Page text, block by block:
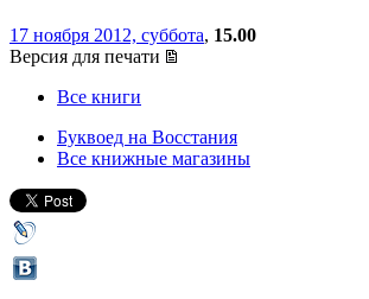
17 ноября 2012, суббота, 15.00
Версия для печати
Все книги
Буквоед на Восстания
Все книжные магазины